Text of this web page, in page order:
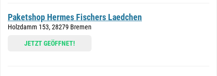
Paketshop Hermes Fischers Laedchen
Holzdamm 153, 28279 Bremen
JETZT GEÖFFNET!